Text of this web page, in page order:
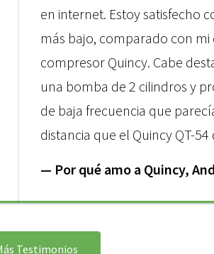
en internet. Estoy satisfecho
más bajo, comparado con
compresor Quincy. Cabe
una bomba de 2 cilindros y
de baja frecuencia que
distancia que el Quincy QT-
— Por qué amo a Quincy,
Testimonios